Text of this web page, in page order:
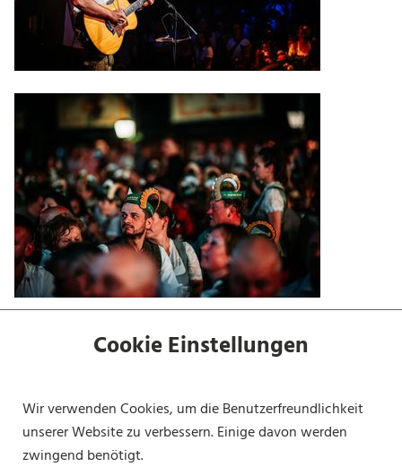
Cookie Einstellungen
Wir verwenden Cookies, um die Benutzerfreundlichkeit
unserer Website zu verbessern. Einige davon werden
zwingend benötigt.